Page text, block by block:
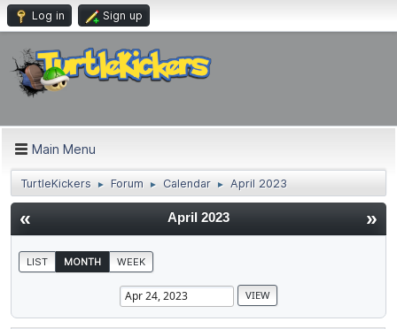
Log in Sign up
Main Menu
TurtleKickers ► Forum ► Calendar ► April 2023
« »
April 2023
LIST MONTH WEEK